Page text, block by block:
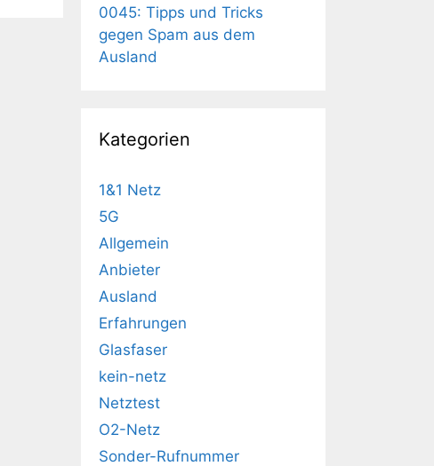
0045: Tipps und Tricks
gegen Spam aus dem
Ausland
Kategorien
1&1 Netz
5G
Allgemein
Anbieter
Ausland
Erfahrungen
Glasfaser
kein-netz
Netztest
O2-Netz
Sonder-Rufnummer